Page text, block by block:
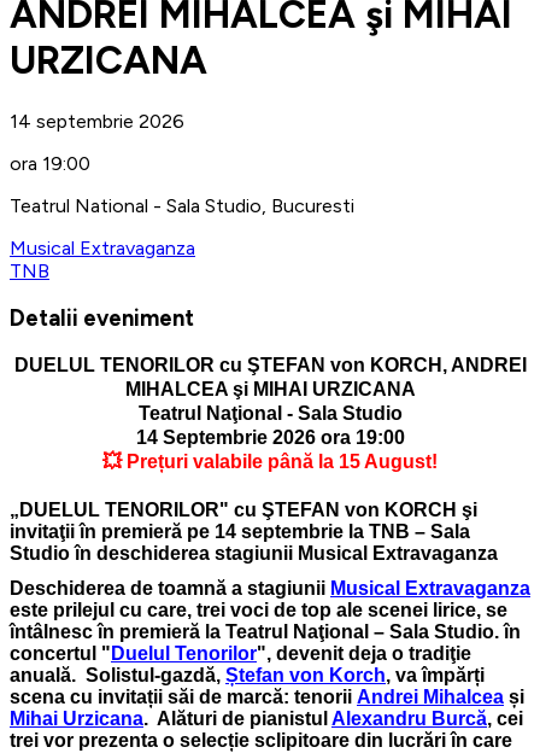
ANDREI MIHALCEA şi MIHAI
URZICANA
14 septembrie 2026
ora 19:00
Teatrul National - Sala Studio, Bucuresti
Musical Extravaganza
TNB
Detalii eveniment
DUELUL TENORILOR cu ŞTEFAN von KORCH, ANDREI
MIHALCEA şi MIHAI URZICANA
Teatrul Naţional - Sala Studio
14 Septembrie 2026 ora 19:00
💥 Prețuri valabile până la 15 August!
DUELUL TENORILOR" cu ŞTEFAN von KORCH şi
invitaţii în premieră pe 14 septembrie la TNB – Sala
Studio în deschiderea stagiunii Musical Extravaganza
Deschiderea de toamnă a stagiunii Musical Extravaganza
este prilejul cu care, trei voci de top ale scenei lirice, se
întâlnesc în premieră la Teatrul Naţional – Sala Studio. în
concertul " Duelul Tenorilor", devenit deja o tradiţie
anuală. Solistul-gazdă, Ștefan von Korch, va împărți
scena cu invitații săi de marcă: tenorii Andrei Mihalcea și
Mihai Urzicana. Alături de pianistul Alexandru Burcă, cei
trei vor prezenta o selecție sclipitoare din lucrări în care